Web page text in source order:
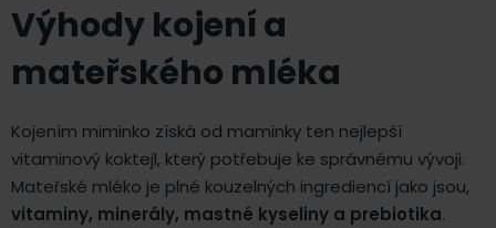
Výhody kojení a
mateřského mléka
Kojením miminko získá od maminky ten nejlepší
vitaminový koktejl, který potřebuje ke správnému vývoji.
Mateřské mléko je plné kouzelných ingrediencí jako jsou,
vitaminy, minerály, mastné kyseliny a prebiotika.